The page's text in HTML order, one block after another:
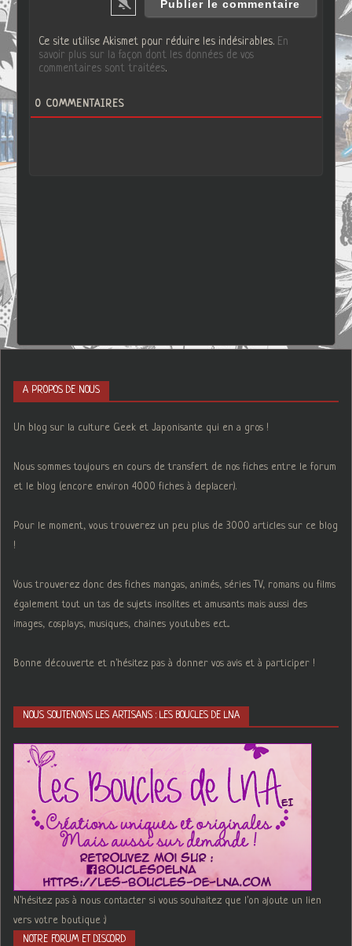
Ce site utilise Akismet pour réduire les indésirables. En
savoir plus sur la façon dont les données de vos
commentaires sont traitées.
0 COMMENTAIRES
A PROPOS DE NOUS
Un blog sur la culture Geek et Japonisante qui en a gros !
Nous sommes toujours en cours de transfert de nos fiches entre le forum
et le blog (encore environ 4000 fiches à deplacer).
Pour le moment, vous trouverez un peu plus de 3000 articles sur ce blog
!
Vous trouverez donc des fiches mangas, animés, séries TV, romans ou films
également tout un tas de sujets insolites et amusants mais aussi des
images, cosplays, musiques, chaines youtubes ect...
Bonne découverte et n'hésitez pas à donner vos avis et à participer !
NOUS SOUTENONS LES ARTISANS : LES BOUCLES DE LNA
N'hésitez pas à nous contacter si vous souhaitez que l'on ajoute un lien
vers votre boutique :)
NOTRE FORUM ET DISCORD